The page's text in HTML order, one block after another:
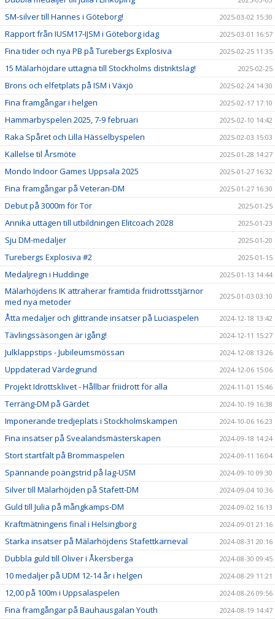
SM-silver till Hannes i Göteborg! 2025-03-02 15:30
Rapport från IUSM17-IJSM i Göteborg idag 2025-03-01 16:57
Fina tider och nya PB på Turebergs Explosiva 2025-02-25 11:35
15 Mälarhöjdare uttagna till Stockholms distriktslag! 2025-02-25
Brons och elfetplats på ISM i Växjö 2025-02-24 14:30
Fina framgångar i helgen 2025-02-17 17:10
Hammarbyspelen 2025, 7-9 februari 2025-02-10 14:42
Raka Spåret och Lilla Hässelbyspelen 2025-02-03 15:03
Kallelse til Årsmöte 2025-01-28 14:27
Mondo Indoor Games Uppsala 2025 2025-01-27 16:32
Fina framgångar på Veteran-DM 2025-01-27 16:30
Debut på 3000m för Tor 2025-01-25
Annika uttagen till utbildningen Elitcoach 2028 2025-01-23
Sju DM-medaljer 2025-01-20
Turebergs Explosiva #2 2025-01-15
Medaljregn i Huddinge 2025-01-13 14:44
Mälarhöjdens IK attraherar framtida friidrottsstjärnor
med nya metoder
2025-01-03 03:10
Åtta medaljer och glittrande insatser på Luciaspelen 2024-12-18 13:42
Tävlingssäsongen är igång! 2024-12-11 15:27
Julklappstips - Jubileumsmössan 2024-12-08 13:26
Uppdaterad Värdegrund 2024-12-06 15:06
Projekt Idrottsklivet - Hållbar friidrott för alla 2024-11-01 15:46
Terräng-DM på Gärdet 2024-10-19 16:38
Imponerande tredjeplats i Stockholmskampen 2024-10-06 16:23
Fina insatser på Svealandsmästerskapen 2024-09-18 14:24
Stort startfält på Brommaspelen 2024-09-11 16:04
Spännande poängstrid på lag-USM 2024-09-10 09:30
Silver till Mälarhöjden på Stafett-DM 2024-09-04 10:36
Guld till Julia på mångkamps-DM 2024-09-02 16:13
Kraftmätningens final i Helsingborg 2024-09-01 21:16
Starka insatser på Mälarhöjdens Stafettkarneval 2024-08-31 20:16
Dubbla guld till Oliver i Åkersberga 2024-08-30 09:45
10 medaljer på UDM 12-14 år i helgen 2024-08-29 11:21
12,00 på 100m i Uppsalaspelen 2024-08-26 09:56
Fina framgångar på Bauhausgalan Youth 2024-08-19 14:47